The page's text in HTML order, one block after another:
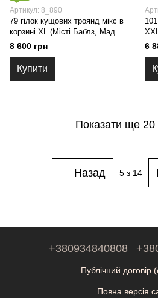
Артикул: 8_890
79 гілок кущових троянд мікс в
корзині XL (Місті Баблз, Мадам
Бомбастік, Міс Бомбастік,
Бомбастік)
8 600 грн
Купити
6
Показати ще 20
Назад 5з 14
+380934840808
Публічний договір
Повна версія